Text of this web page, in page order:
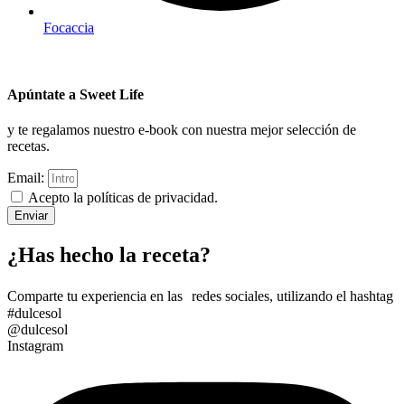
Focaccia
Apúntate a Sweet Life
y te regalamos nuestro e-book con nuestra mejor selección de
recetas.
Email:
Acepto la políticas de privacidad.
Enviar
¿Has hecho la receta?
Comparte tu experiencia en las redes sociales, utilizando el hashtag
#dulcesol
@dulcesol
Instagram